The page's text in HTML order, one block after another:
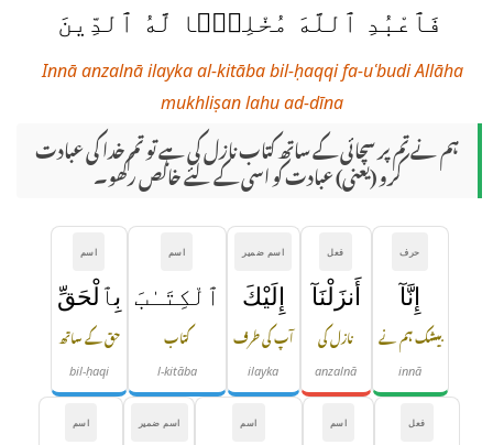
فَٱعْبُدِ ٱللَّهَ مُخْلِصًۭا لَّهُ ٱلدِّينَ
Innā anzalnā ilayka al-kitāba bil-ḥaqqi fa-uʿbudi Allāha
mukhliṣan lahu ad-dīna
ہم نے تم پر سچائی کے ساتھ کتاب نازل کی ہے تو تم خدا کی عبادت
کرو (یعنی) عبادت کو اسی کے لئے خالص رکھو۔
حرف
إِنَّآ
بیشک ہم نے
innā
فعل
أَنزَلْنَآ
نازل کی
anzalnā
اسم ضمیر
إِلَيْكَ
آپ کی طرف
ilayka
اسم
ٱلْكِتَـٰبَ
کتاب
l-kitāba
اسم
بِٱلْحَقِّ
حق کے ساتھ
bil-ḥaqi
فعل اسم اسم اسم ضمیر اسم